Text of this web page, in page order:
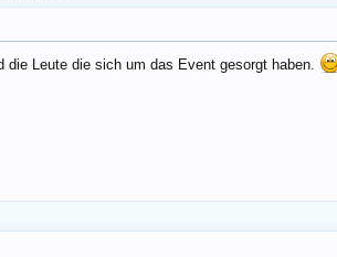
die Leute die sich um das Event gesorgt haben.